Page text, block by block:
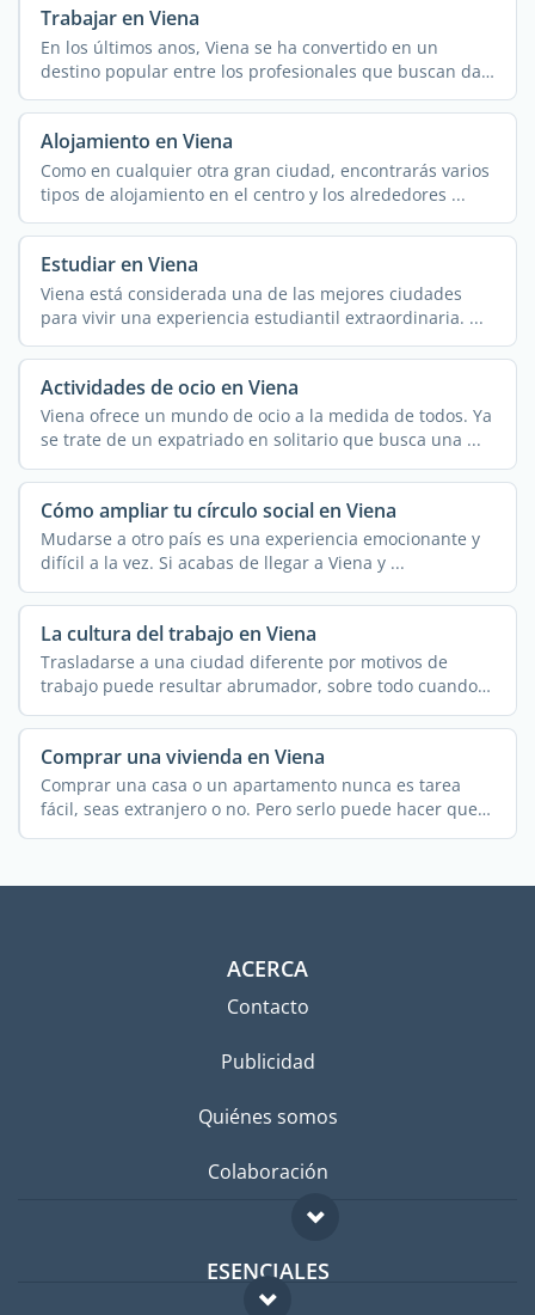
Trabajar en Viena
En los últimos anos, Viena se ha convertido en un
destino popular entre los profesionales que buscan dar
un ...
Alojamiento en Viena
Como en cualquier otra gran ciudad, encontrarás varios
tipos de alojamiento en el centro y los alrededores ...
Estudiar en Viena
Viena está considerada una de las mejores ciudades
para vivir una experiencia estudiantil extraordinaria. ...
Actividades de ocio en Viena
Viena ofrece un mundo de ocio a la medida de todos. Ya
se trate de un expatriado en solitario que busca una ...
Cómo ampliar tu círculo social en Viena
Mudarse a otro país es una experiencia emocionante y
difícil a la vez. Si acabas de llegar a Viena y ...
La cultura del trabajo en Viena
Trasladarse a una ciudad diferente por motivos de
trabajo puede resultar abrumador, sobre todo cuando
se tiene un ...
Comprar una vivienda en Viena
Comprar una casa o un apartamento nunca es tarea
fácil, seas extranjero o no. Pero serlo puede hacer que
...
ACERCA
Contacto
Publicidad
Quiénes somos
Colaboración
ESENCIALES
Foro para expatriados